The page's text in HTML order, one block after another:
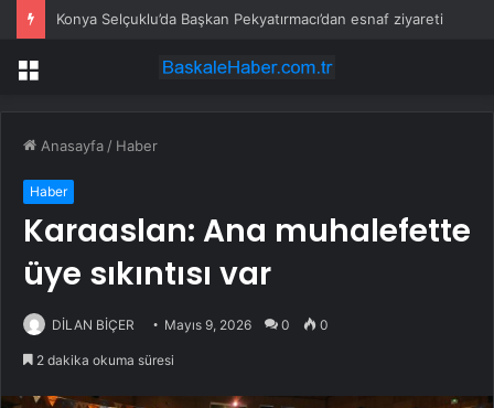
Konya Selçuklu’da Başkan Pekyatırmacı’dan esnaf ziyareti
Menü
Anasayfa / Haber
Haber
Karaaslan: Ana muhalefette
üye sıkıntısı var
DİLAN BİÇER Mayıs 9, 2026 0 0
2 dakika okuma süresi